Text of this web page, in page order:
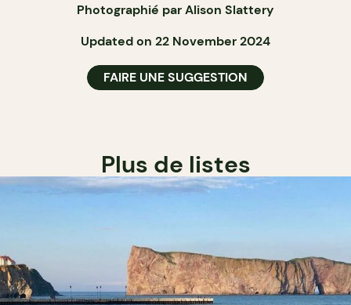
Photographié par Alison Slattery
Updated on 22 November 2024
FAIRE UNE SUGGESTION
Plus de listes